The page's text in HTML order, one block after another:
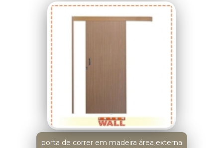
porta de correr em madeira área externa